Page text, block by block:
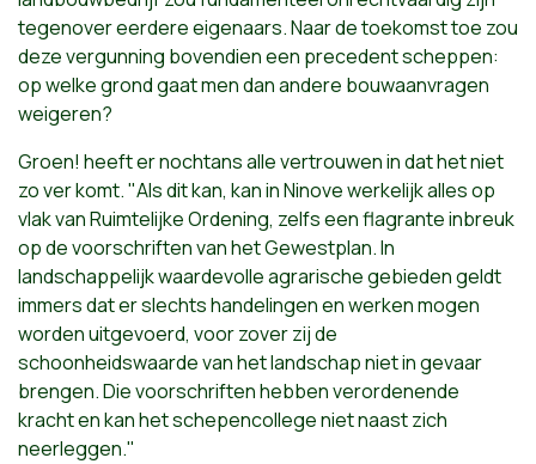
tegenover eerdere eigenaars. Naar de toekomst toe zou
deze vergunning bovendien een precedent scheppen:
op welke grond gaat men dan andere bouwaanvragen
weigeren?
Groen! heeft er nochtans alle vertrouwen in dat het niet
zo ver komt. "Als dit kan, kan in Ninove werkelijk alles op
vlak van Ruimtelijke Ordening, zelfs een flagrante inbreuk
op de voorschriften van het Gewestplan. In
landschappelijk waardevolle agrarische gebieden geldt
immers dat er slechts handelingen en werken mogen
worden uitgevoerd, voor zover zij de
schoonheidswaarde van het landschap niet in gevaar
brengen. Die voorschriften hebben verordenende
kracht en kan het schepencollege niet naast zich
neerleggen."